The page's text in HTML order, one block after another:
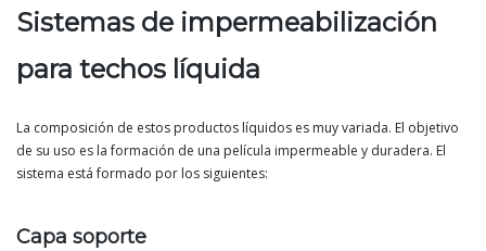
Sistemas de impermeabilización
para techos líquida
La composición de estos productos líquidos es muy variada. El objetivo
de su uso es la formación de una película impermeable y duradera. El
sistema está formado por los siguientes:
Capa soporte